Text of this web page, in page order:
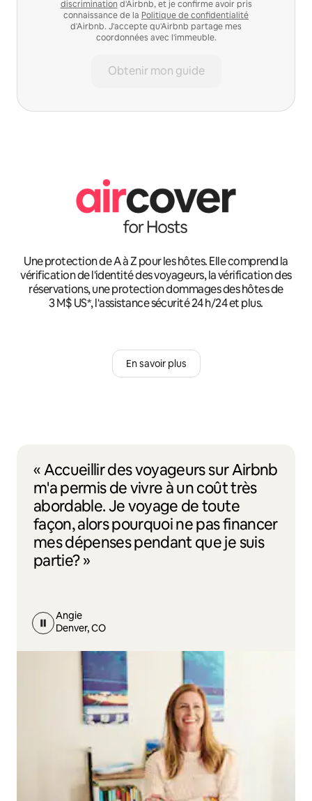
discrimination d'Airbnb, et je confirme avoir pris
connaissance de la Politique de confidentialité
d'Airbnb. J'accepte qu'Airbnb partage mes
coordonnées avec l'immeuble.
Obtenir mon guide
Une protection de A à Z pour les hôtes. Elle comprend la
vérification de l'identité des voyageurs, la vérification des
réservations, une protection dommages des hôtes de
3 M$ US*, l'assistance sécurité 24 h/24 et plus.
En savoir plus
« Accueillir des voyageurs sur Airbnb
m'a permis de vivre à un coût très
abordable. Je voyage de toute
façon, alors pourquoi ne pas financer
mes dépenses pendant que je suis
partie? »
Angie
Denver, CO